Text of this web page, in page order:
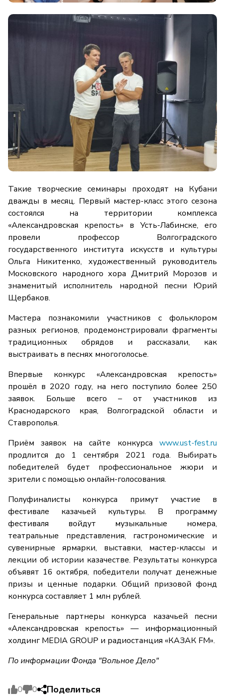
Такие творческие семинары проходят на Кубани
дважды в месяц. Первый мастер-класс этого сезона
состоялся на территории комплекса
«Александровская крепость» в Усть-Лабинске, его
провели профессор Волгоградского
государственного института искусств и культуры
Ольга Никитенко, художественный руководитель
Московского народного хора Дмитрий Морозов и
знаменитый исполнитель народной песни Юрий
Щербаков.
Мастера познакомили участников с фольклором
разных регионов, продемонстрировали фрагменты
традиционных обрядов и рассказали, как
выстраивать в песнях многоголосье.
Впервые конкурс «Александровская крепость»
прошёл в 2020 году, на него поступило более 250
заявок. Больше всего – от участников из
Краснодарского края, Волгоградской области и
Ставрополья.
Приём заявок на сайте конкурса www.ust-fest.ru
продлится до 1 сентября 2021 года. Выбирать
победителей будет профессиональное жюри и
зрители с помощью онлайн-голосования.
Полуфиналисты конкурса примут участие в
фестивале казачьей культуры. В программу
фестиваля войдут музыкальные номера,
театральные представления, гастрономические и
сувенирные ярмарки, выставки, мастер-классы и
лекции об истории казачестве. Результаты конкурса
объявят 16 октября, победители получат денежные
призы и ценные подарки. Общий призовой фонд
конкурса составляет 1 млн рублей.
Генеральные партнеры конкурса казачьей песни
«Александровская крепость» — информационный
холдинг MEDIA GROUP и радиостанция «КАЗАК FM».
По информации Фонда "Вольное Дело"
0 0 Поделиться